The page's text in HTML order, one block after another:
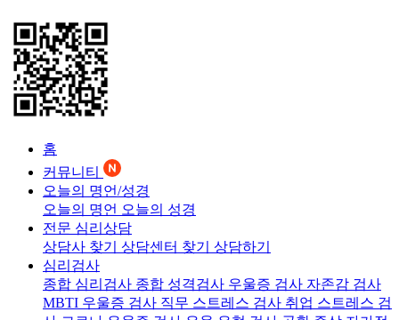
홈
커뮤니티
오늘의 명언/성경
오늘의 명언 오늘의 성경
전문 심리상담
상담사 찾기 상담센터 찾기 상담하기
심리검사
종합 심리검사 종합 성격검사 우울증 검사 자존감 검사
MBTI 우울증 검사 직무 스트레스 검사 취업 스트레스 검